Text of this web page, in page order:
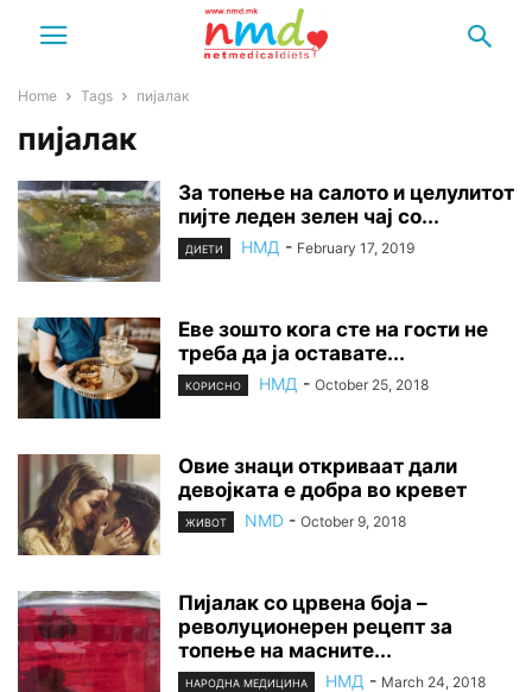
Home Tags пијалак
пијалак
За топење на салото и целулитот
пијте леден зелен чај со...
ДИЕТИ НМД - February 17, 2019
Еве зошто кога сте на гости не
треба да ја оставате...
КОРИСНО НМД - October 25, 2018
Овие знаци откриваат дали
девојката е добра во кревет
ЖИВОТ NMD - October 9, 2018
Пијалак со црвена боја –
револуционерен рецепт за
топење на масните...
НАРОДНА МЕДИЦИНА НМД - March 24, 2018